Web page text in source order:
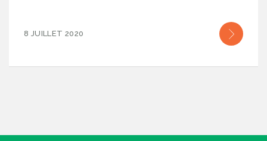
8 JUILLET 2020